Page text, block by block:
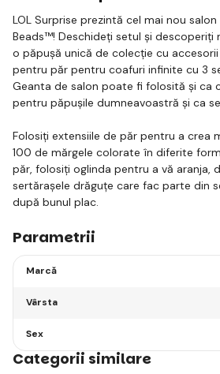
LOL Surprise prezintă cel mai nou salon
Beads™! Deschideți setul și descoperiți
o păpușă unică de colecție cu
pentru păr pentru coafuri infinite cu 3
Geanta de salon poate fi folosită și ca
pentru păpușile dumneavoastră și ca
Folosiți extensiile de păr pentru a crea
100 de mărgele colorate în diferite
păr, folosiți oglinda pentru a vă aranja,
sertărașele drăguțe care fac parte din
după bunul plac.
Parametrii
Marcă
Vârsta
Sex
Categorii similare